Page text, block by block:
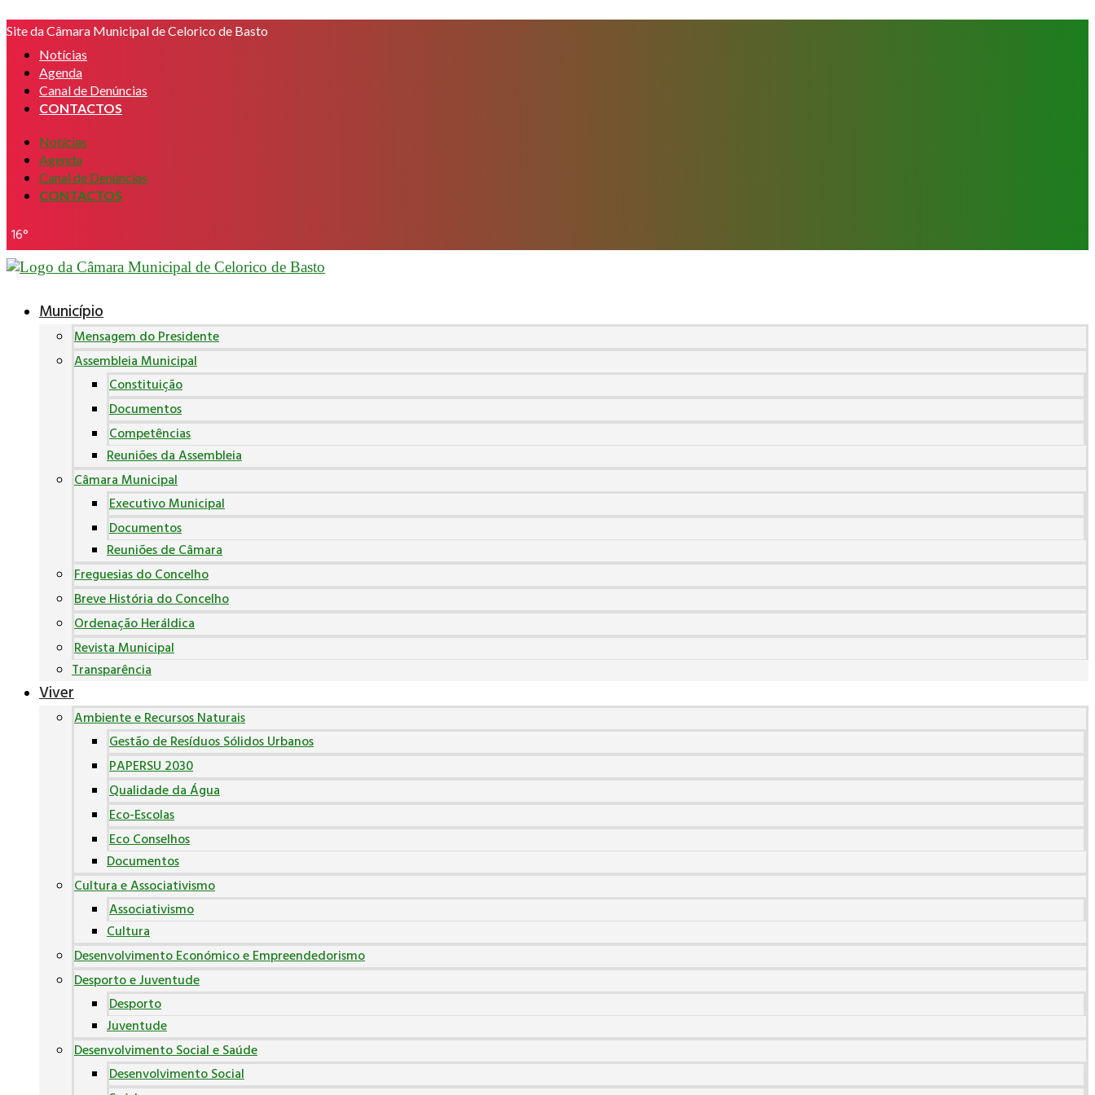
para
conteúdo
Site da Câmara Municipal de Celorico de Basto
Notícias
Agenda
Canal de Denúncias
CONTACTOS
Notícias
Agenda
Canal de Denúncias
CONTACTOS
16°
Município
Mensagem do Presidente
Assembleia Municipal
Constituição
Documentos
Competências
Reuniões da Assembleia
Câmara Municipal
Executivo Municipal
Documentos
Reuniões de Câmara
Freguesias do Concelho
Breve História do Concelho
Ordenação Heráldica
Revista Municipal
Transparência
Viver
Ambiente e Recursos Naturais
Gestão de Resíduos Sólidos Urbanos
PAPERSU 2030
Qualidade da Água
Eco-Escolas
Eco Conselhos
Documentos
Cultura e Associativismo
Associativismo
Cultura
Desenvolvimento Económico e Empreendedorismo
Desporto e Juventude
Desporto
Juventude
Desenvolvimento Social e Saúde
Desenvolvimento Social